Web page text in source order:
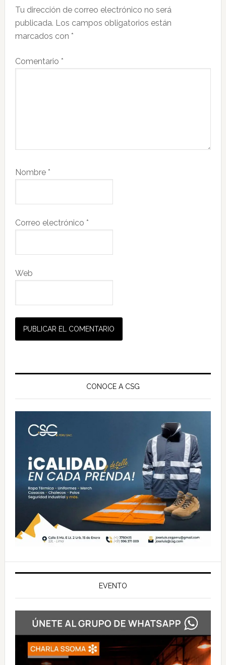
los
lectores
Tu dirección de correo electrónico no será
publicada. Los campos obligatorios están
marcados con *
Comentario *
Nombre *
Correo electrónico *
Web
Barra
principal
CONOCE A CSG
EVENTO